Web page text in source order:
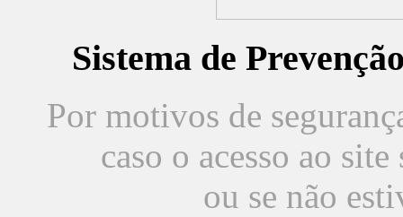
Sistema de
Por motivos de
caso o acesso ao
ou se não